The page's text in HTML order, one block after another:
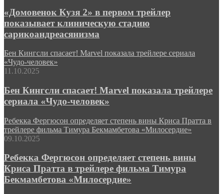
«Домовенок Кузя 2» в первом трейлер
показывает клиническую стадию
сарикоандреасянизма
Бен Кингсли спасает! Marvel показала трейлере сериала
«Чудо-человек»
11.10.2025
Бен Кингсли спасает! Marvel показала трейлере
сериала «Чудо-человек»
Ребекка Фергюсон определяет степень вины Криса Пратта в
трейлере фильма Тимура Бекмамбетова «Милосердие»
09.10.2025
Ребекка Фергюсон определяет степень вины
Криса Пратта в трейлере фильма Тимура
Бекмамбетова «Милосердие»